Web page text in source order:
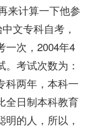
来计算一下他参
文专科自考，
一次，2004年4
考试次数为：
科两年，本科一
全日制本科教育
的人，所以，